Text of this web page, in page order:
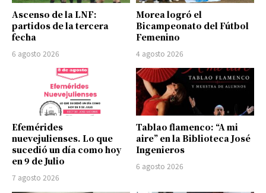
Ascenso de la LNF:
partidos de la tercera
fecha
6 agosto 2026
Morea logró el
Bicampeonato del Fútbol
Femenino
4 agosto 2026
Efemérides
nuevejulienses. Lo que
sucedió un día como hoy
en 9 de Julio
7 agosto 2026
Tablao flamenco: “A mi
aire” en la Biblioteca José
Ingenieros
6 agosto 2026